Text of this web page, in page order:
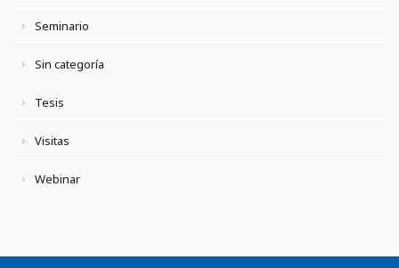
Seminario
Sin categoría
Tesis
Visitas
Webinar